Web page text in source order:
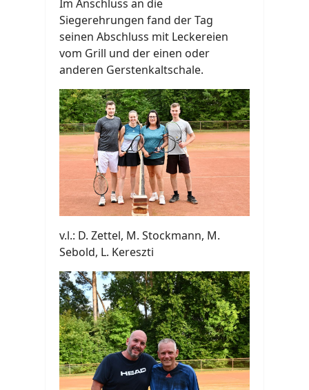
Im Anschluss an die
Siegerehrungen fand der Tag
seinen Abschluss mit Leckereien
vom Grill und der einen oder
anderen Gerstenkaltschale.
v.l.: D. Zettel, M. Stockmann, M.
Sebold, L. Kereszti